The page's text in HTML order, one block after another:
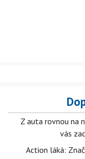
Z auta rovnou na
vás
Action láká: